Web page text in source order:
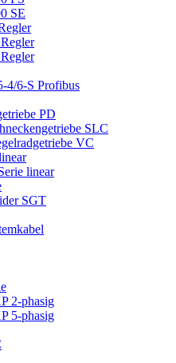
SE
4/6-S Profibus
PD
SLC
VC
linear
SGT
2-phasig
5-phasig